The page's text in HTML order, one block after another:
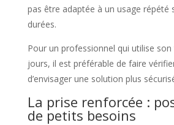
pas être adaptée à un usage répété
durées.
Pour un professionnel qui utilise
jours, il est préférable de faire
d’envisager une solution plus
La prise renforcée :
de petits besoins